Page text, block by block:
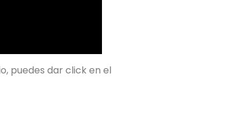
puedes dar click en el